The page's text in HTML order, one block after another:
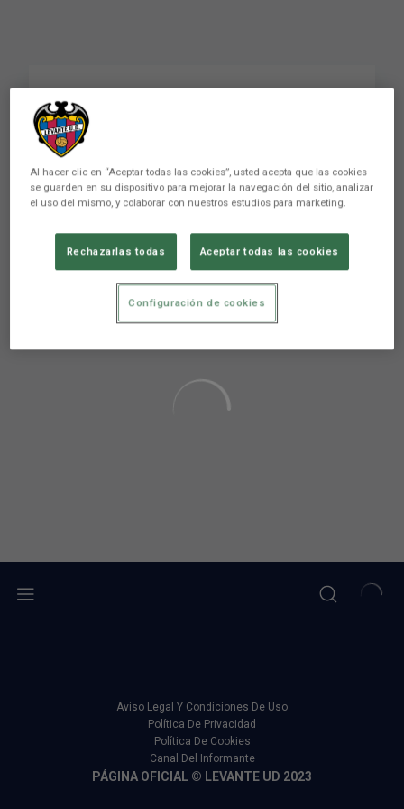
😱😱😱😱😱😱😱
#laligahighlights
Aún no hay reacciones. ¡Sé el primero!
Aviso Legal Y Condiciones De Uso
Política De Privacidad
Política De Cookies
Canal Del Informante
PÁGINA OFICIAL © LEVANTE UD 2023
Al hacer clic en “Aceptar todas las cookies”, usted acepta que las cookies
se guarden en su dispositivo para mejorar la navegación del sitio, analizar
el uso del mismo, y colaborar con nuestros estudios para marketing.
Rechazarlas todas Aceptar todas las cookies
Configuración de cookies